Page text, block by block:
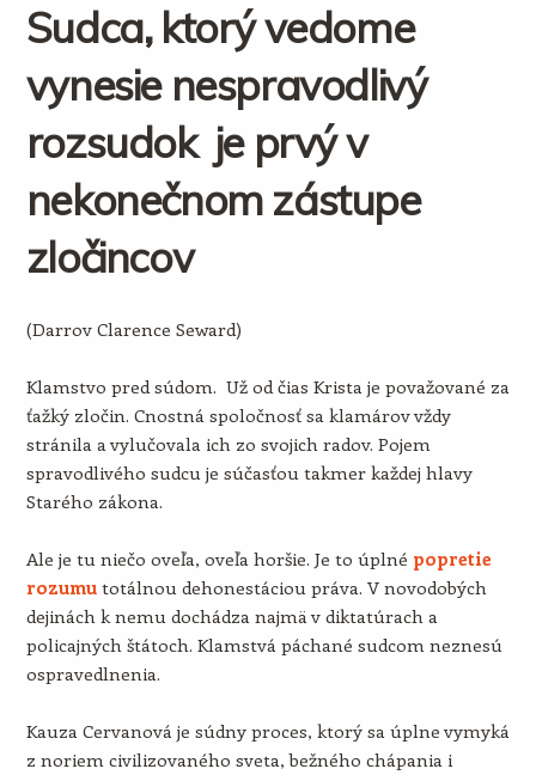
Sudca, ktorý vedome
vynesie nespravodlivý
rozsudok je prvý v
nekonečnom zástupe
zločincov
(Darrov Clarence Seward)
Klamstvo pred súdom. Už od čias Krista je považované za
ťažký zločin. Cnostná spoločnosť sa klamárov vždy
stránila a vylučovala ich zo svojich radov. Pojem
spravodlivého sudcu je súčasťou takmer každej hlavy
Starého zákona.
Ale je tu niečo oveľa, oveľa horšie. Je to úplné popretie
rozumutotálnou dehonestáciou práva. V novodobých
dejinách k nemu dochádza najmä v diktatúrach a
policajných štátoch. Klamstvá páchané sudcom neznesú
ospravedlnenia.
Kauza Cervanová je súdny proces, ktorý sa úplne vymyká
z noriem civilizovaného sveta, bežného chápania i